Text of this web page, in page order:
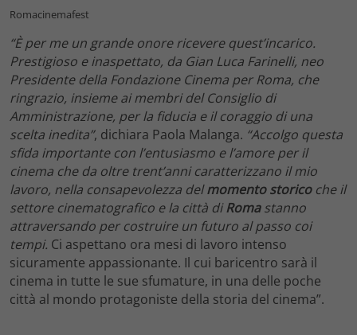
Romacinemafest
“È per me un grande onore ricevere quest’incarico.
Prestigioso e inaspettato, da Gian Luca Farinelli, neo
Presidente della Fondazione Cinema per Roma, che
ringrazio, insieme ai membri del Consiglio di
Amministrazione, per la fiducia e il coraggio di una
scelta inedita”, dichiara Paola Malanga. “Accolgo questa
sfida importantecon l’entusiasmo e l’amore per il
cinema che da oltre trent’anni caratterizzano il mio
lavoro, nella consapevolezza delmomento storicoche il
settore cinematografico e la città diRomastanno
attraversando per costruire un futuro al passo coi
tempi. Ci aspettano ora mesi di lavoro intenso
sicuramente appassionante. Il cui baricentro sarà il
cinema in tutte le sue sfumature, in una delle poche
città al mondo protagoniste della storia del cinema”.